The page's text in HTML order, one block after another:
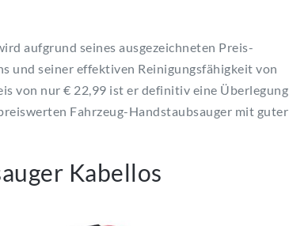
aufgrund seines ausgezeichneten Preis-
und seiner effektiven Reinigungsfähigkeit von
von nur € 22,99 ist er definitiv eine Überlegung
Fahrzeug-Handstaubsauger mit guter
Kabellos